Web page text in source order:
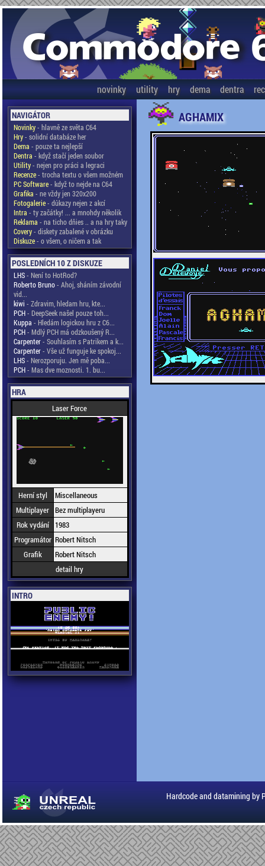
novinky utility hry dema dentra
NAVIGÁTOR
Novinky- hlavně ze světa C64
Hry- solidní databáze her
Dema - pouze ta nejlepší
Dentra - když stačí jeden soubor
Utility- nejen pro práci a legraci
Recenze- trocha textu o všem možném
PC Software- když to nejde na C64
Grafika - ne vždy jen 320x200
Fotogalerie- důkazy nejen z akcí
Intra - ty začátky! ... a mnohdy několik
Reklama - na ticho dňies .. a na hry taky
Covery- diskety zabalené v obrázku
Diskuze- o všem, o ničem a tak
POSLEDNÍCH 10 Z DISKUZE
LHS- Není to HotRod?
Roberto Bruno- Ahoj, sháním závodní
vid...
kiwi - Zdravim, hledam hru, kte...
PCH- DeepSeek našel pouze toh...
Kuppa - Hledám logickou hru z C6...
PCH- Mdlý PCH má odzkoušený R...
Carpenter- Souhlasím s Patrikem a k...
Carpenter- Vše už funguje ke spokoj...
LHS- Nerozporuju. Jen mě poba...
PCH- Mas dve moznosti. 1. bu...
HRA
Laser Force
Herní styl
Miscellaneous
Multiplayer Bez multiplayeru
Rok vydání
1983
Programátor Robert Nitsch
Grafik
Robert Nitsch
detail hry
INTRO
AGHAMIX
Hardcode and datamining by